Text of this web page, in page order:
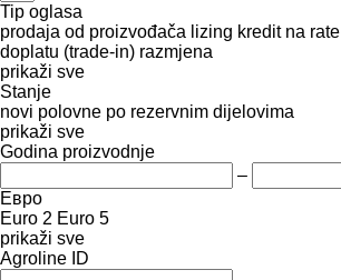
Tip oglasa
prodaja od proizvođača lizing kredit na rate
doplatu (trade-in) razmjena
prikaži sve
Stanje
novi polovne po rezervnim dijelovima
prikaži sve
Godina proizvodnje
–
Евро
Euro 2 Euro 5
prikaži sve
Agroline ID